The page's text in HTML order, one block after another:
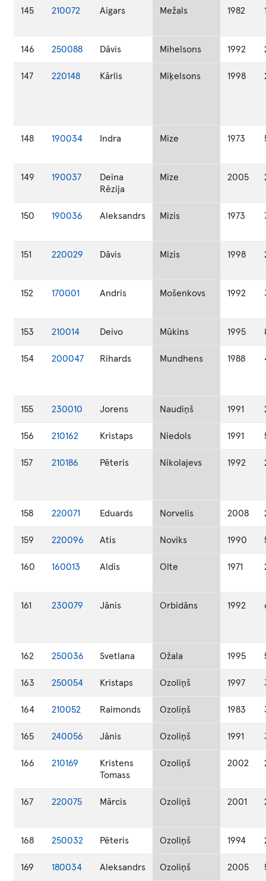
145 210072 Aigars Mežals 1982
146 250088 Dāvis Mihelsons 1992
147 220148 Kārlis Miķelsons 1998
148 190034 Indra Mize 1973
149 190037
Deina
Rēzija
Mize 2005
150 190036 Aleksandrs Mizis 1973
151 220029 Dāvis Mizis 1998
152 170001 Andris Mošenkovs 1992
153 210014 Deivo Mūkins 1995
154 200047 Rihards Mundhens 1988
155 230010 Jorens Naudiņš 1991
156 210162 Kristaps Niedols 1991
157 210186 Pēteris Nikolajevs 1992
158 220071 Eduards Norvelis 2008
159 220096 Atis Noviks 1990
160 160013 Aldis Olte 1971
161 230079 Jānis Orbidāns 1992
162 250036 Svetlana Ožala 1995
163 250054 Kristaps Ozoliņš 1997
164 210052 Raimonds Ozoliņš 1983
165 240056 Jānis Ozoliņš 1991
166 210169
Kristens
Tomass
Ozoliņš 2002
167 220075 Mārcis Ozoliņš 2001
168 250032 Pēteris Ozoliņš 1994
169 180034 Aleksandrs Ozoliņš 2005